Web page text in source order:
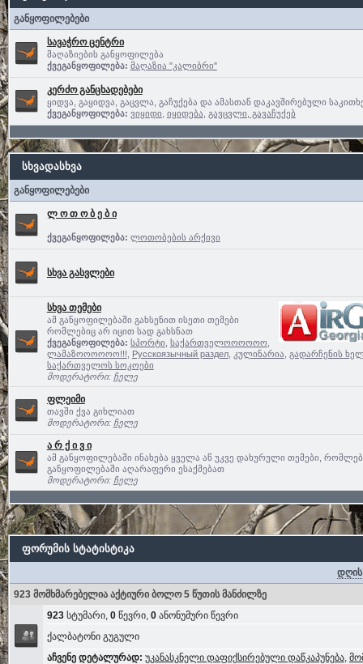
განყოფილებები
სავაჭრო ცენტრი
მაღაზიების განყოფილება
ქვეგანყოფილება: მაღაზია "კალიბრი"
კერძო განცხადებები
ყიდვა, გაყიდვა, გაცვლა, გაჩუქება და ამასთან დაკავშირებული
ქვეგანყოფილება: ვიყიდი იყიდება გავცვლი, გავაჩუქებ
სხვადასხვა
განყოფილებები
ლ ო თ ო ბ ე ბ ი
ქვეგანყოფილება: ლოთობების არქივი
სხვა გასვლები
სხვა თემები
ამ განყოფილებაში გახსენით ისეთი თემები
რომლებიც არ იცით სად გახსნათ
ქვეგანყოფილება: სპორტი საქართველოოოოოო,
ლამაზოოოოოო!!!
Русскоязычный раздел, კულინარია გადარჩენის
საქართველოს სოკოები
მოდერატორი: ჩელე
ფლეიმი
თავში ქვა გიხლიათ
მოდერატორი: ჩელე
ა რ ქ ი ვ ი
ამ განყოფილებაში ინახება ყველა აწ უკვე დახურული თემები,
განყოფილებაში აღარაფერი ესაქმებათ
მოდერატორი: ჩელე
ფორუმის სტატისტიკა
დღის
923 მომხმარებელია აქტიური ბოლო 5 წუთის მანძილზე
923სტუმარი, 0წევრი, 0ანონუმური წევრი
ქალბატონი გუგული
აჩვენე დეტალურად: უკანასკნელი დაფიქსირებული დაწკაპუნება,